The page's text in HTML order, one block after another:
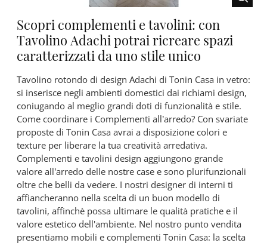
Scopri complementi e tavolini: con
Tavolino Adachi potrai ricreare spazi
caratterizzati da uno stile unico
Tavolino rotondo di design Adachi di Tonin Casa in vetro:
si inserisce negli ambienti domestici dai richiami design,
coniugando al meglio grandi doti di funzionalità e stile.
Come coordinare i Complementi all’arredo? Con svariate
proposte di Tonin Casa avrai a disposizione colori e
texture per liberare la tua creatività arredativa.
Complementi e tavolini design aggiungono grande
valore all’arredo delle nostre case e sono plurifunzionali
oltre che belli da vedere. I nostri designer di interni ti
affiancheranno nella scelta di un buon modello di
tavolini, affinchè possa ultimare le qualità pratiche e il
valore estetico dell'ambiente. Nel nostro punto vendita
presentiamo mobili e complementi Tonin Casa: la scelta